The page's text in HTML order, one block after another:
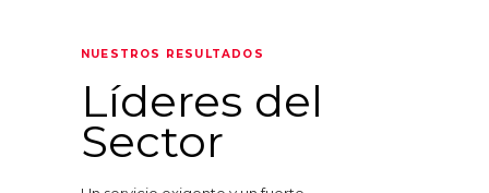
NUESTROS RESULTADOS
Líderes del
Sector